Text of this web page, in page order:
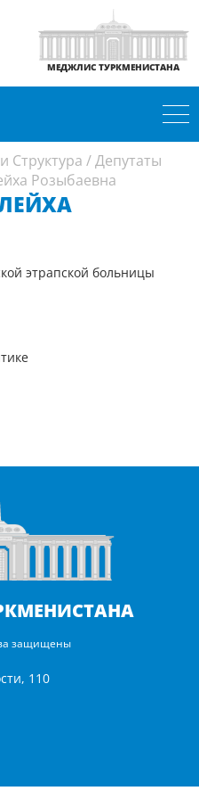
МЕДЖЛИС ТУРКМЕНИСТАНА
Структура /Депутаты
Розыбаевна
этрапской больницы
защищены
110